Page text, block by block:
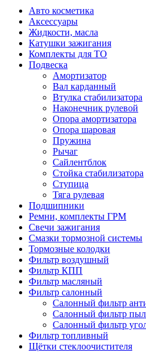
Авто косметика
Аксессуары
Жидкости, масла
Катушки зажигания
Комплекты для ТО
Подвеска
Амортизатор
Вал карданный
Втулка стабилизатора
Наконечник рулевой
Опора амортизатора
Опора шаровая
Пружина
Рычаг
Сайлентблок
Стойка стабилизатора
Ступица
Тяга рулевая
Подшипники
Ремни, комплекты ГРМ
Свечи зажигания
Смазки тормозной системы
Тормозные колодки
Фильтр воздушный
Фильтр КПП
Фильтр масляный
Фильтр салонный
Салонный фильтр
Салонный фильтр
Салонный фильтр
Фильтр топливный
Щётки стеклоочистителя